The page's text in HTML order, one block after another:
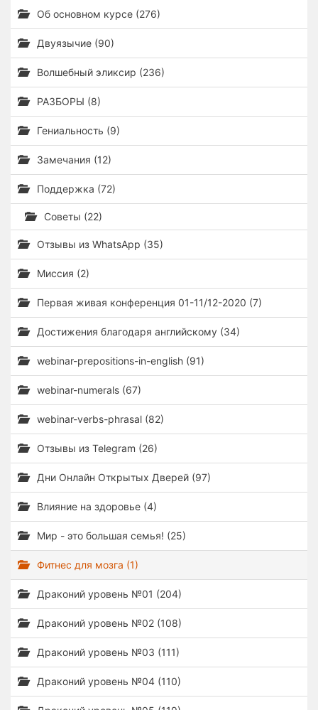
Об основном курсе (276)
Двуязычие (90)
Волшебный эликсир (236)
РАЗБОРЫ (8)
Гениальность (9)
Замечания (12)
Поддержка (72)
Советы (22)
Отзывы из WhatsApp (35)
Миссия (2)
Первая живая конференция 01-11/12-2020 (7)
Достижения благодаря английскому (34)
webinar-prepositions-in-english (91)
webinar-numerals (67)
webinar-verbs-phrasal (82)
Отзывы из Telegram (26)
Дни Онлайн Открытых Дверей (97)
Влияние на здоровье (4)
Мир - это большая семья! (25)
Фитнес для мозга (1)
Драконий уровень №01 (204)
Драконий уровень №02 (108)
Драконий уровень №03 (111)
Драконий уровень №04 (110)